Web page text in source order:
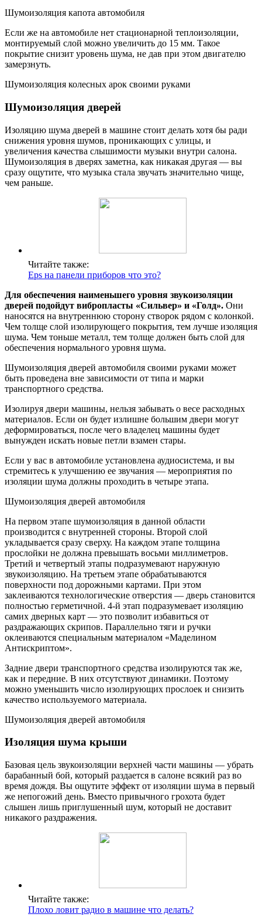
Шумоизоляция капота автомобиля
Если же на автомобиле нет стационарной теплоизоляции,
монтируемый слой можно увеличить до 15 мм. Такое
покрытие снизит уровень шума, не дав при этом двигателю
замерзнуть.
Шумоизоляция колесных арок своими руками
Шумоизоляция дверей
Изоляцию шума дверей в машине стоит делать хотя бы ради
снижения уровня шумов, проникающих с улицы, и
увеличения качества слышимости музыки внутри салона.
Шумоизоляция в дверях заметна, как никакая другая — вы
сразу ощутите, что музыка стала звучать значительно чище,
чем раньше.
Читайте также:
Eps на панели приборов что это?
Для обеспечения наименьшего уровня звукоизоляции
дверей подойдут вибропласты «Сильвер» и «Голд». Они
наносятся на внутреннюю сторону створок рядом с колонкой.
Чем толще слой изолирующего покрытия, тем лучше изоляция
шума. Чем тоньше металл, тем толще должен быть слой для
обеспечения нормального уровня шума.
Шумоизоляция дверей автомобиля своими руками может
быть проведена вне зависимости от типа и марки
транспортного средства.
Изолируя двери машины, нельзя забывать о весе расходных
материалов. Если он будет излишне большим двери могут
деформироваться, после чего владелец машины будет
вынужден искать новые петли взамен стары.
Если у вас в автомобиле установлена аудиосистема, и вы
стремитесь к улучшению ее звучания — мероприятия по
изоляции шума должны проходить в четыре этапа.
Шумоизоляция дверей автомобиля
На первом этапе шумоизоляция в данной области
производится с внутренней стороны. Второй слой
укладывается сразу сверху. На каждом этапе толщина
прослойки не должна превышать восьми миллиметров.
Третий и четвертый этапы подразумевают наружную
звукоизоляцию. На третьем этапе обрабатываются
поверхности под дорожными картами. При этом
заклеиваются технологические отверстия — дверь становится
полностью герметичной. 4-й этап подразумевает изоляцию
самих дверных карт — это позволит избавиться от
раздражающих скрипов. Параллельно тяги и ручки
оклеиваются специальным материалом «Маделином
Антискриптом».
Задние двери транспортного средства изолируются так же,
как и передние. В них отсутствуют динамики. Поэтому
можно уменьшить число изолирующих прослоек и снизить
качество используемого материала.
Шумоизоляция дверей автомобиля
Изоляция шума крыши
Базовая цель звукоизоляции верхней части машины — убрать
барабанный бой, который раздается в салоне всякий раз во
время дождя. Вы ощутите эффект от изоляции шума в первый
же непогожий день. Вместо привычного грохота будет
слышен лишь приглушенный шум, который не доставит
никакого раздражения.
Читайте также:
Плохо ловит радио в машине что делать?